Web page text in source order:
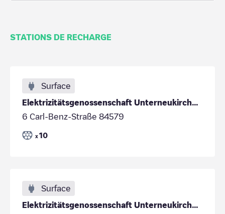
STATIONS DE RECHARGE
Surface
Elektrizitätsgenossenschaft Unterneukirchen - Park
6 Carl-Benz-Straße 84579
x 10
Surface
Elektrizitätsgenossenschaft Unterneukirchen - Park